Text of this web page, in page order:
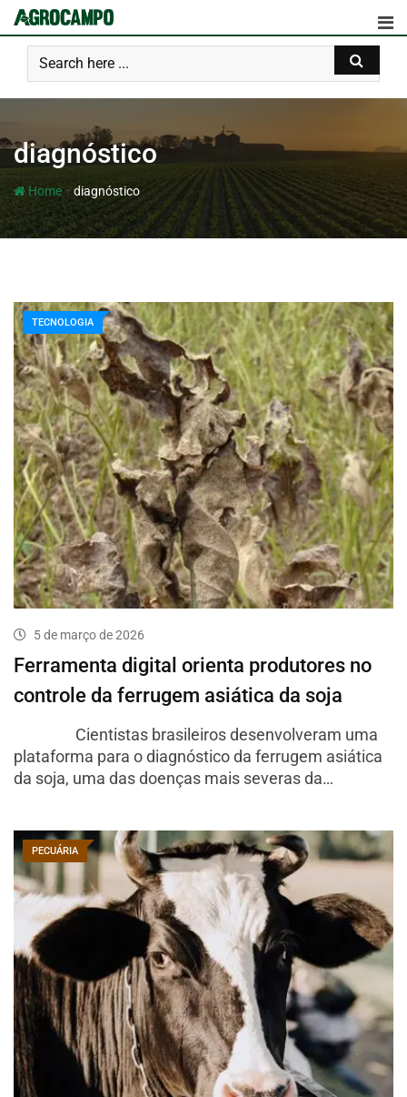
diagnóstico
Home- diagnóstico
TECNOLOGIA
5 de março de 2026
Ferramenta digital orienta produtores no
controle da ferrugem asiática da soja
Cientistas brasileiros desenvolveram uma
plataforma para o diagnóstico da ferrugem asiática
da soja, uma das doenças mais severas da…
PECUÁRIA